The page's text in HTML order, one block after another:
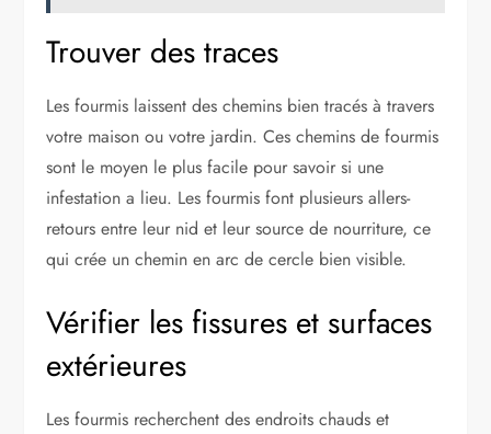
Trouver des traces
Les fourmis laissent des chemins bien tracés à travers
votre maison ou votre jardin. Ces chemins de fourmis
sont le moyen le plus facile pour savoir si une
infestation a lieu. Les fourmis font plusieurs allers-
retours entre leur nid et leur source de nourriture, ce
qui crée un chemin en arc de cercle bien visible.
Vérifier les fissures et surfaces
extérieures
Les fourmis recherchent des endroits chauds et